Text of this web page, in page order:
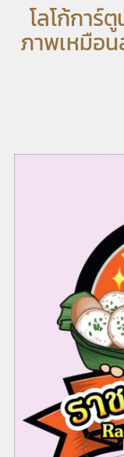
โลโก้การ์
ภาพเหมือน